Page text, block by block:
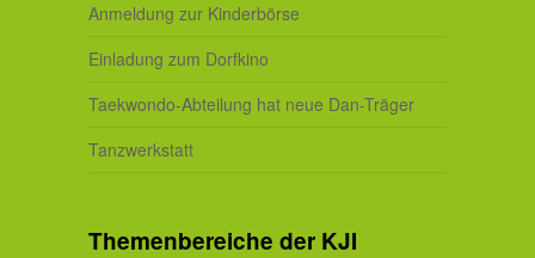
Anmeldung zur Kinderbörse
Einladung zum Dorfkino
Taekwondo-Abteilung hat neue Dan-Träger
Tanzwerkstatt
Themenbereiche der KJI